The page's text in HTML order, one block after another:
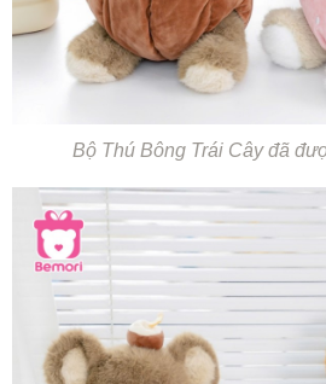
Bộ Thú Bông Trái Cây đã